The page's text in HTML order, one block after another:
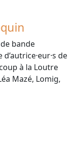
bande
de
à la Loutre
Mazé, Lomig,